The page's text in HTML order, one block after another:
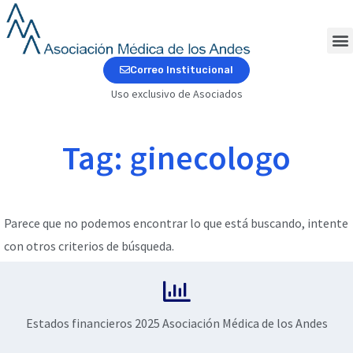
al
contenido
Correo Institucional
Uso exclusivo de Asociados
Tag: ginecologo
Parece que no podemos encontrar lo que está buscando, intente
con otros criterios de búsqueda.
Estados financieros 2025 Asociación Médica de los Andes